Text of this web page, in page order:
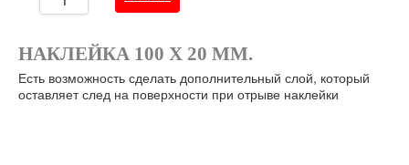
НАКЛЕЙКА 100 Х 20 ММ.
Есть возможность сделать дополнительный слой, который
оставляет след на поверхности при отрыве наклейки